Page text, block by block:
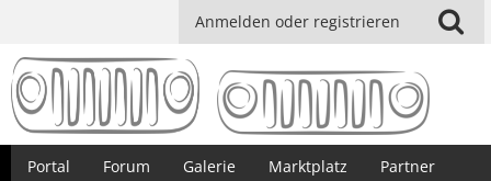
Anmelden oder registrieren
Portal Forum Galerie Marktplatz Partner